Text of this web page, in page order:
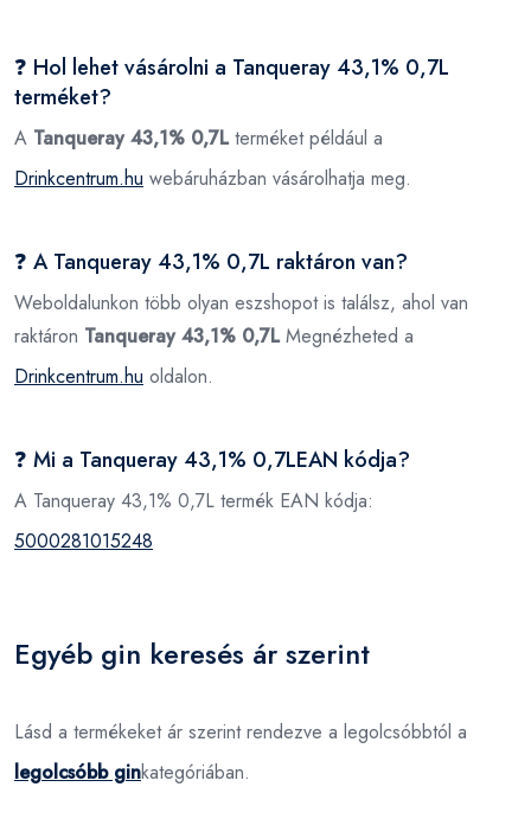
❓ Hol lehet vásárolni a Tanqueray 43,1% 0,7L
terméket?
A Tanqueray 43,1% 0,7Lterméket például a
Drinkcentrum.hu webáruházban vásárolhatja meg.
❓ A Tanqueray 43,1% 0,7L raktáron van?
Weboldalunkon több olyan eszshopot is találsz, ahol van
raktáron Tanqueray 43,1% 0,7LMegnézheted a
Drinkcentrum.hu oldalon.
❓ Mi a Tanqueray 43,1% 0,7LEAN kódja?
A Tanqueray 43,1% 0,7L termék EAN kódja:
5000281015248
Egyéb gin keresés ár szerint
Lásd a termékeket ár szerint rendezve a legolcsóbbtól a
legolcsóbb ginkategóriában.